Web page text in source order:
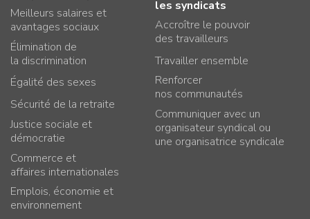
Meilleurs salaires et
avantages sociaux
Élimination de
la discrimination
Égalité des sexes
Sécurité de la retraite
Justice sociale et
démocratie
Commerce et
affaires internationales
Emplois, économie et
environnement
les syndicats
Accroître le pouvoir
des travailleurs
Travailler ensemble
Renforcer
nos communautés
Communiquer avec un
organisateur syndical ou
une organisatrice syndicale